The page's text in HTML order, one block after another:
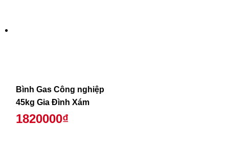
Bình Gas Công nghiệp
45kg Gia Đình Xám
1820000₫